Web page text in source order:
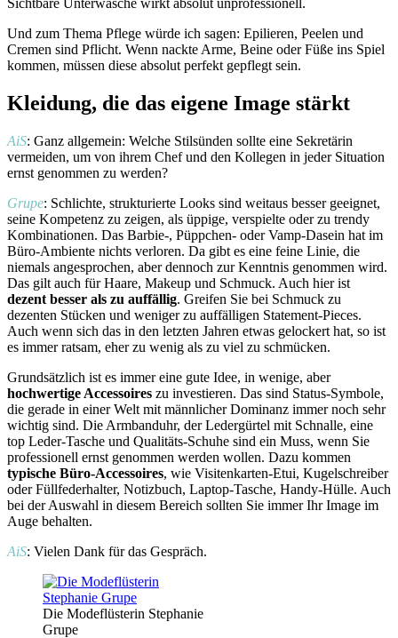
Und zum Thema Pflege würde ich sagen: Epilieren, Peelen und
Cremen sind Pflicht. Wenn nackte Arme, Beine oder Füße ins Spiel
kommen, müssen diese absolut perfekt gepflegt sein.
Kleidung, die das eigene Image stärkt
AiS: Ganz allgemein: Welche Stilsünden sollte eine Sekretärin
vermeiden, um von ihrem Chef und den Kollegen in jeder Situation
ernst genommen zu werden?
Grupe: Schlichte, strukturierte Looks sind weitaus besser geeignet,
seine Kompetenz zu zeigen, als üppige, verspielte oder zu trendy
Kombinationen. Das Barbie-, Püppchen- oder Vamp-Dasein hat im
Büro-Ambiente nichts verloren. Da gibt es eine feine Linie, die
niemals angesprochen, aber dennoch zur Kenntnis genommen wird.
Das gilt auch für Haare, Makeup und Schmuck. Auch hier ist
dezent besser als zu auffällig. Greifen Sie bei Schmuck zu
dezenten Stücken und weniger zu auffälligen Statement-Pieces.
Auch wenn sich das in den letzten Jahren etwas gelockert hat, so ist
es immer ratsam, eher zu wenig als zu viel zu schmücken.
Grundsätzlich ist es immer eine gute Idee, in wenige, aber
hochwertige Accessoires zu investieren. Das sind Status-Symbole,
die gerade in einer Welt mit männlicher Dominanz immer noch sehr
wichtig sind. Die Armbanduhr, der Ledergürtel mit Schnalle, eine
top Leder-Tasche und Qualitäts-Schuhe sind ein Muss, wenn Sie
professionell ernst genommen werden wollen. Dazu kommen
typische Büro-Accessoires, wie Visitenkarten-Etui, Kugelschreiber
oder Füllfederhalter, Notizbuch, Laptop-Tasche, Handy-Hülle. Auch
bei der Auswahl in diesem Bereich sollten Sie immer Ihr Image im
Auge behalten.
AiS: Vielen Dank für das Gespräch.
Die Modeflüsterin Stephanie
Grupe